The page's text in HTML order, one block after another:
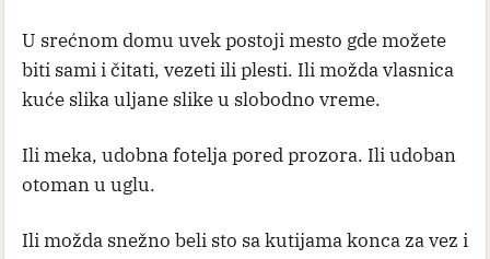
U srećnom domu uvek postoji mesto gde možete
biti sami i čitati, vezeti ili plesti. Ili možda vlasnica
kuće slika uljane slike u slobodno vreme.
Ili meka, udobna fotelja pored prozora. Ili udoban
otoman u uglu.
Ili možda snežno beli sto sa kutijama konca za vez i